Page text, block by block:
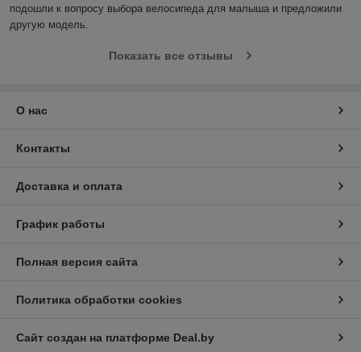
подошли к вопросу выбора велосипеда для малыша и предложили
другую модель.
Показать все отзывы
О нас
Контакты
Доставка и оплата
График работы
Полная версия сайта
Политика обработки cookies
Сайт создан на платформе Deal.by